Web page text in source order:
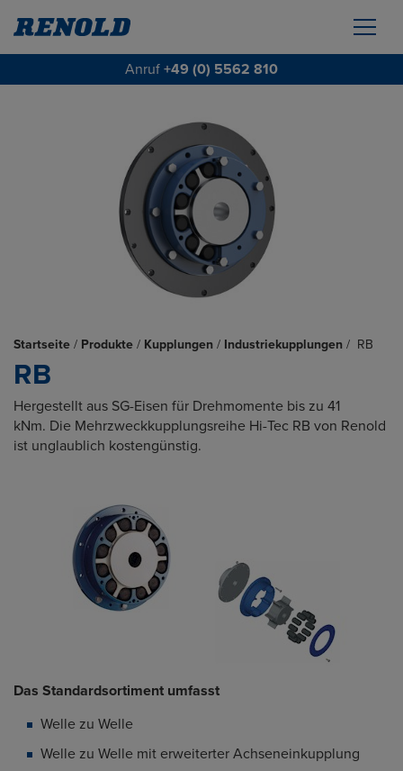
Anruf +49 (0) 5562 810
Startseite / Produkte / Kupplungen / Industriekupplungen / RB
RB
Hergestellt aus SG-Eisen für Drehmomente bis zu 41
kNm. Die Mehrzweckkupplungsreihe Hi-Tec RB von Renold
ist unglaublich kostengünstig.
Das Standardsortiment umfasst
Welle zu Welle
Welle zu Welle mit erweiterter Achseneinkupplung